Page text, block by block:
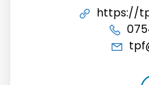
https://